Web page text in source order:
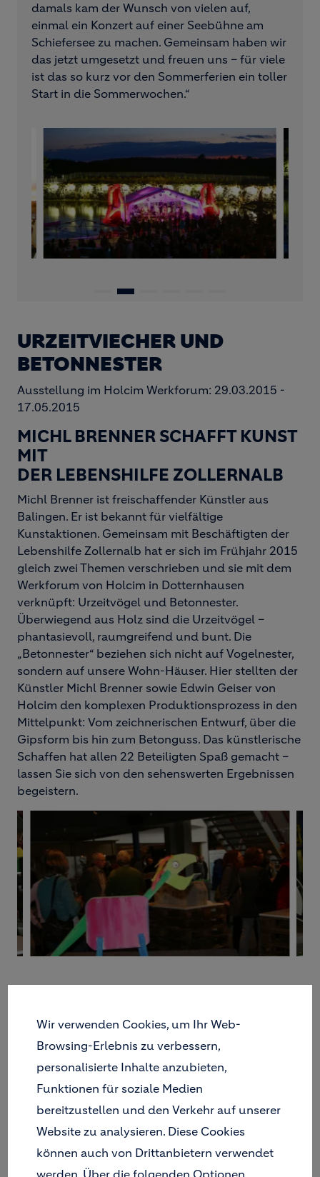
damals kam der Wunsch von vielen auf,
einmal ein Konzert auf einer Seebühne am
Schiefersee zu machen. Gemeinsam haben wir
das jetzt umgesetzt und freuen uns – für viele
ist das so kurz vor den Sommerferien ein toller
Start in die Sommerwochen.“
URZEITVIECHER UND
BETONNESTER
Ausstellung im Holcim Werkforum: 29.03.2015 -
17.05.2015
MICHL BRENNER SCHAFFT KUNST
MIT
DER LEBENSHILFE ZOLLERNALB
Michl Brenner ist freischaffender Künstler aus
Balingen. Er ist bekannt für vielfältige
Kunstaktionen. Gemeinsam mit Beschäftigten der
Lebenshilfe Zollernalb hat er sich im Frühjahr 2015
gleich zwei Themen verschrieben und sie mit dem
Werkforum von Holcim in Dotternhausen
verknüpft: Urzeitvögel und Betonnester.
Überwiegend aus Holz sind die Urzeitvögel –
phantasievoll, raumgreifend und bunt. Die
„Betonnester“ beziehen sich nicht auf Vogelnester,
sondern auf unsere Wohn-Häuser. Hier stellten der
Künstler Michl Brenner sowie Edwin Geiser von
Holcim den komplexen Produktionsprozess in den
Mittelpunkt: Vom zeichnerischen Entwurf, über die
Gipsform bis hin zum Betonguss. Das künstlerische
Schaffen hat allen 22 Beteiligten Spaß gemacht –
lassen Sie sich von den sehenswerten Ergebnissen
begeistern.
CIRCUITBOX —
EVENTAMSTÜCK
Konzert im Holcim Werkforum: 10. März 2015
Musik ist allgegenwärtig. Dennoch wird der
Ton-Ort als einer der musikalischen Parameter
kaum bewusst wahrgenommen, bzw.
Wir verwenden Cookies, um Ihr Web-
Browsing-Erlebnis zu verbessern,
personalisierte Inhalte anzubieten,
Funktionen für soziale Medien
bereitzustellen und den Verkehr auf unserer
Website zu analysieren. Diese Cookies
können auch von Drittanbietern verwendet